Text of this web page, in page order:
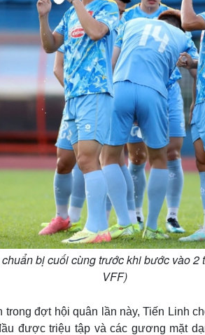
bị cuối cùng trước khi bước vào
VFF)
đợt hội quân lần này, Tiến Linh
được triệu tập và các gương mặt